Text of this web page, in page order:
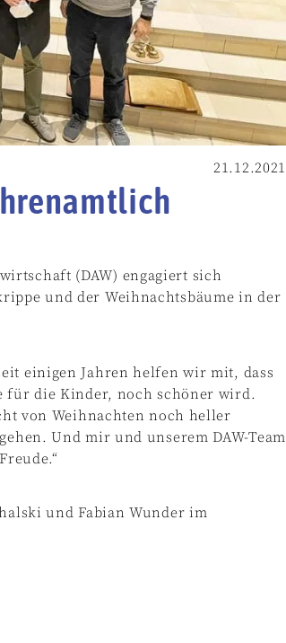
21.12.2021
(DAW) engagiert sich
und der Weihnachtsbäume in der
einigen Jahren helfen wir mit, dass
für die Kinder, noch schöner wird.
von Weihnachten noch heller
Und mir und unserem DAW-Team
und Fabian Wunder im